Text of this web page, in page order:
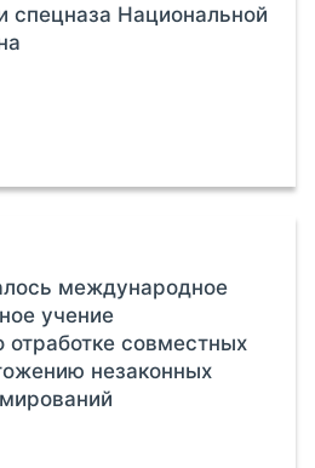
спецназа Национальной
международное
учение
отработке совместных
незаконных